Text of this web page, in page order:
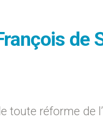
de
toute réforme de